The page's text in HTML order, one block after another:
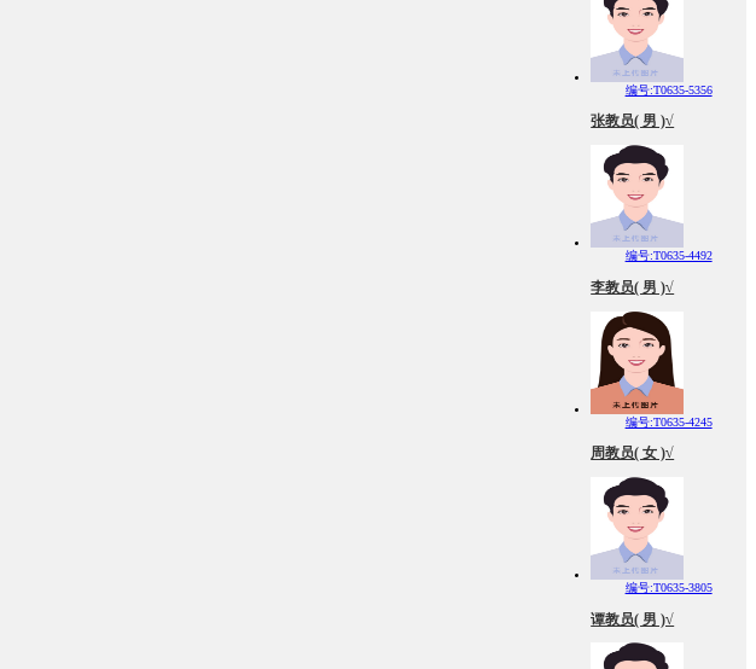
编号:T0635-5356
张教员( 男 )√
编号:T0635-4492
李教员( 男 )√
编号:T0635-4245
周教员( 女 )√
编号:T0635-3805
谭教员( 男 )√